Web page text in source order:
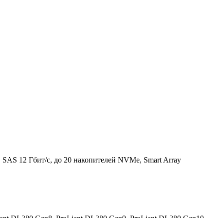
12 Гбит/с, до 20 накопителей NVMe, Smart Array